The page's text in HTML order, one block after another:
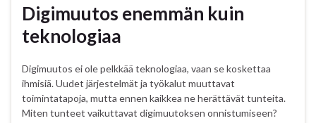
Digimuutos enemmän kuin
teknologiaa
Digimuutos ei ole pelkkää teknologiaa, vaan se koskettaa
ihmisiä. Uudet järjestelmät ja työkalut muuttavat
toimintatapoja, mutta ennen kaikkea ne herättävät tunteita.
Miten tunteet vaikuttavat digimuutoksen onnistumiseen?